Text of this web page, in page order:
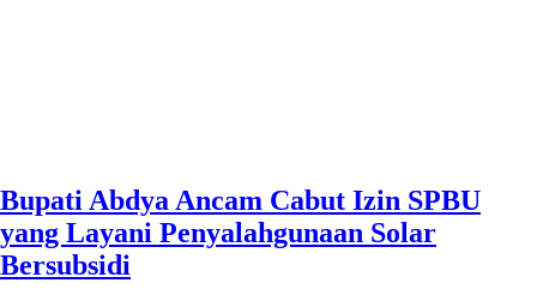
Bupati Abdya Ancam Cabut Izin SPBU
yang Layani Penyalahgunaan Solar
Bersubsidi